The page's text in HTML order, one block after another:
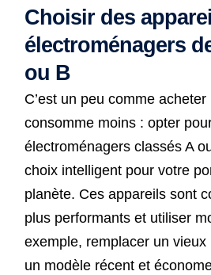
Choisir des
électroménagers
ou B
C’est un peu comme
consomme moins : opter
électroménagers classés A
choix intelligent pour votre
planète. Ces appareils sont
plus performants et utiliser
exemple, remplacer un
un modèle récent et